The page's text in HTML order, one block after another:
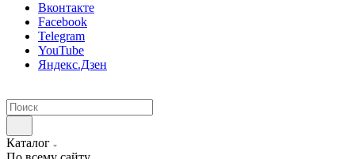
Вконтакте
Facebook
Telegram
YouTube
Яндекс.Дзен
Каталог